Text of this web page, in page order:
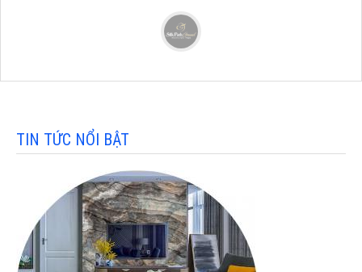
TIN TỨC NỔI BẬT